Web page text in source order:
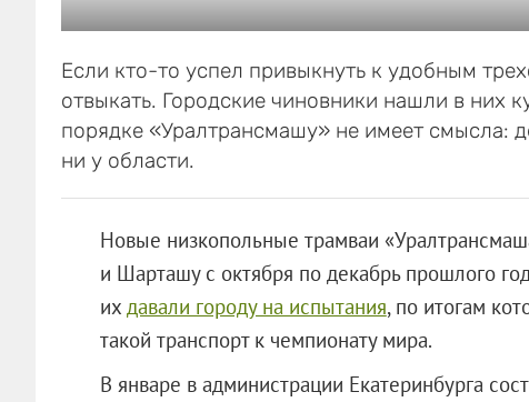
Если кто-то успел привыкнуть к удобным
отвыкать. Городские чиновники нашли в них
порядке «Уралтрансмашу» не имеет смысла:
ни у области.
Новые низкопольные трамваи
и Шарташу с октября по декабрь прошлого
их давали городу на испытания, по итогам
такой транспорт к чемпионату мира.
В январе в администрации Екатеринбурга